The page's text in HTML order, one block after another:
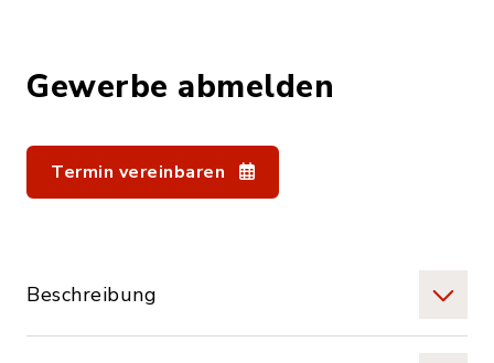
Gewerbe abmelden
Termin vereinbaren
Beschreibung